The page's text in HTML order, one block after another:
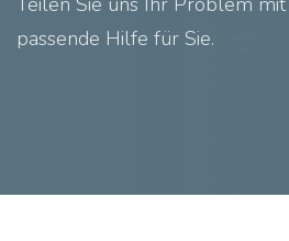
passende Hilfe für Sie.